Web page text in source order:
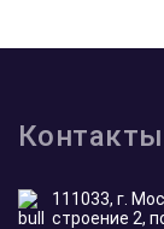
111033, г.
строение 2,